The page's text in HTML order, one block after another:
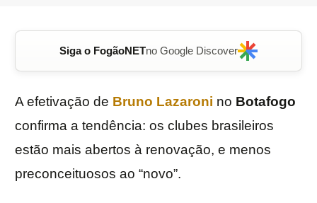
Siga o FogãoNETno Google Discover
A efetivação de Bruno Lazaroni no Botafogo
confirma a tendência: os clubes brasileiros
estão mais abertos à renovação, e menos
preconceituosos ao “novo”.